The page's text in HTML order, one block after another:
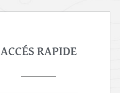
ACCÉS RAPIDE